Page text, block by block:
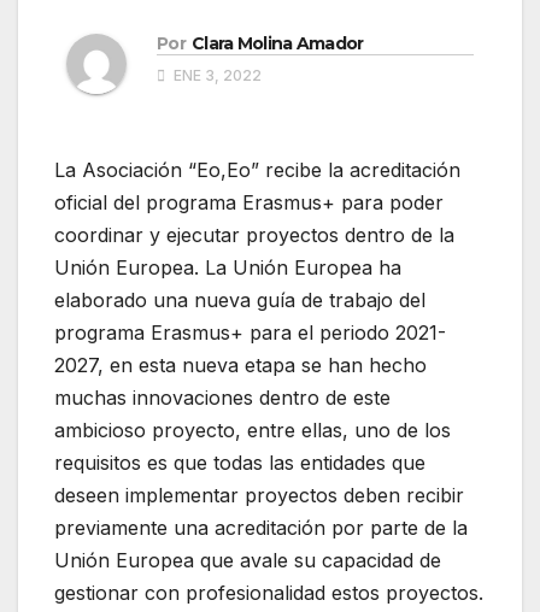
Por Clara Molina Amador
ENE 3, 2022
La Asociación “Eo,Eo” recibe la acreditación
oficial del programa Erasmus+ para poder
coordinar y ejecutar proyectos dentro de la
Unión Europea. La Unión Europea ha
elaborado una nueva guía de trabajo del
programa Erasmus+ para el periodo 2021-
2027, en esta nueva etapa se han hecho
muchas innovaciones dentro de este
ambicioso proyecto, entre ellas, uno de los
requisitos es que todas las entidades que
deseen implementar proyectos deben recibir
previamente una acreditación por parte de la
Unión Europea que avale su capacidad de
gestionar con profesionalidad estos proyectos.